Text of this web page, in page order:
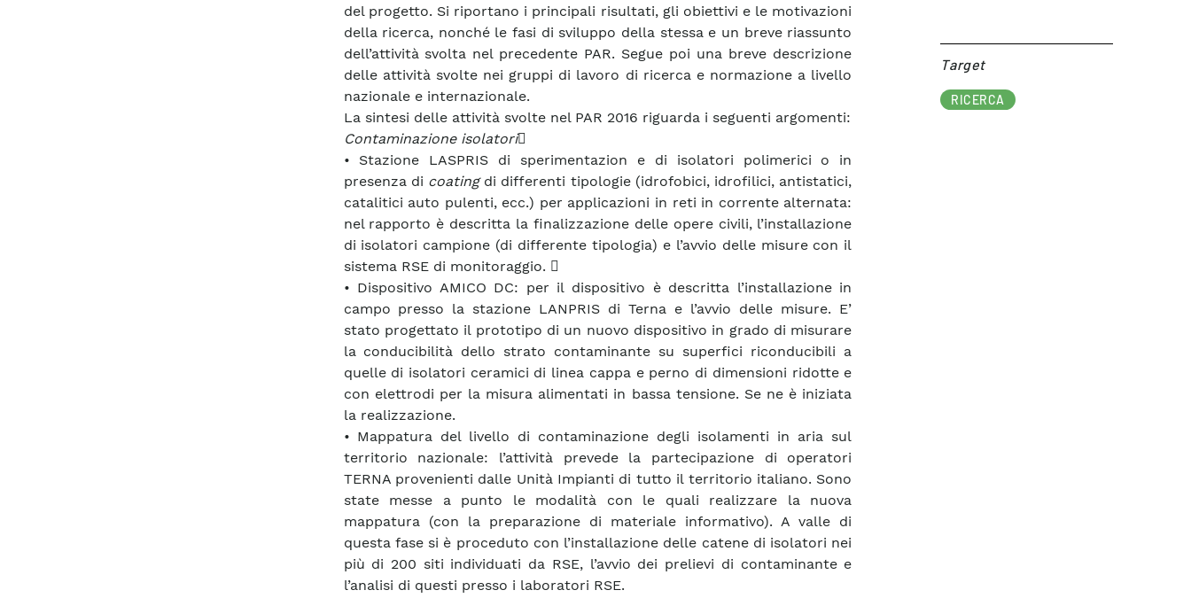
del progetto. Si riportano i principali risultati, gli obiettivi e le motivazioni
della ricerca, nonché le fasi di sviluppo della stessa e un breve riassunto
dell’attività svolta nel precedente PAR. Segue poi una breve descrizione
delle attività svolte nei gruppi di lavoro di ricerca e normazione a livello
nazionale e internazionale.
La sintesi delle attività svolte nel PAR 2016 riguarda i seguenti argomenti:
Contaminazione isolatori
• Stazione LASPRIS di sperimentazion e di isolatori polimerici o in
presenza di coatingdi differenti tipologie (idrofobici, idrofilici, antistatici,
catalitici auto pulenti, ecc.) per applicazioni in reti in corrente alternata:
nel rapporto è descritta la finalizzazione delle opere civili, l’installazione
di isolatori campione (di differente tipologia) e l’avvio delle misure con il
sistema RSE di monitoraggio. 
• Dispositivo AMICO DC: per il dispositivo è descritta l’installazione in
campo presso la stazione LANPRIS di Terna e l’avvio delle misure. E’
stato progettato il prototipo di un nuovo dispositivo in grado di misurare
la conducibilità dello strato contaminante su superfici riconducibili a
quelle di isolatori ceramici di linea cappa e perno di dimensioni ridotte e
con elettrodi per la misura alimentati in bassa tensione. Se ne è iniziata
la realizzazione.
• Mappatura del livello di contaminazione degli isolamenti in aria sul
territorio nazionale: l’attività prevede la partecipazione di operatori
TERNA provenienti dalle Unità Impianti di tutto il territorio italiano. Sono
state messe a punto le modalità con le quali realizzare la nuova
mappatura (con la preparazione di materiale informativo). A valle di
questa fase si è proceduto con l’installazione delle catene di isolatori nei
più di 200 siti individuati da RSE, l’avvio dei prelievi di contaminante e
l’analisi di questi presso i laboratori RSE.
Target​
RICERCA